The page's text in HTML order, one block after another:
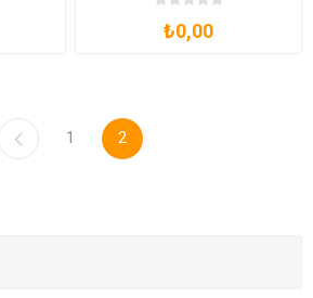
₺0,00
1 2